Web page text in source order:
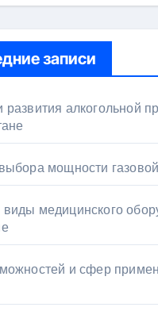
записи
развития алкогольной
мощности
медицинского
и сфер